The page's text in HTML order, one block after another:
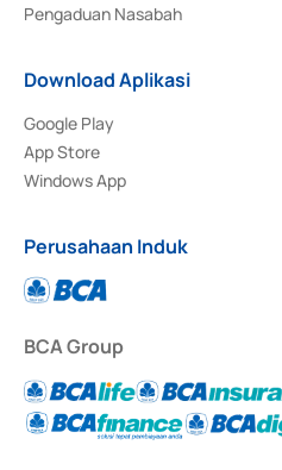
Pengaduan Nasabah
Download Aplikasi
Google Play
App Store
Windows App
Perusahaan Induk
BCA Group